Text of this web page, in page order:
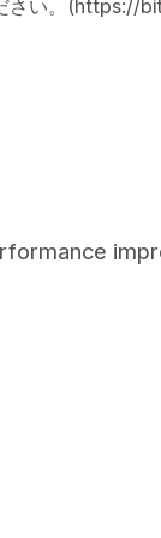
さい。(https://